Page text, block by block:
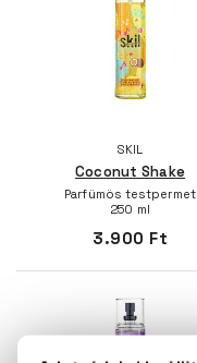
SKIL
Coconut Shake
Parfümös testpermet
250 ml
3.900 Ft